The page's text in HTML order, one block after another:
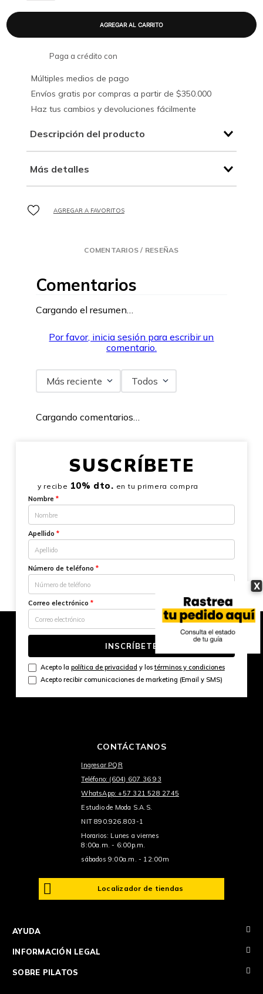
X
Paga a crédito con
Múltiples medios de pago
Envíos gratis por compras a partir de $350.000
Haz tus cambios y devoluciones fácilmente
Descripción del producto
Más detalles
COMENTARIOS / RESEÑAS
Comentarios
Cargando el resumen…
Por favor, inicia sesión para escribir un
comentario.
Más reciente Todos
Cargando comentarios…
SUSCRÍBETE
y recibe 10% dto. en tu primera compra
Nombre *
Apellido *
Número de teléfono *
Correo electrónico *
INSCRÍBETE
Acepto la política de privacidad y lostérminos y condiciones
Acepto recibir comunicaciones de marketing (Email y SMS)
CONTÁCTANOS
Ingresar PQR
Teléfono: (604) 607 36 93
WhatsApp: +57 321 528 2745
Estudio de Moda S.A.S.
NIT 890.926.803-1
Horarios: Lunes a viernes
8:00a.m. - 6:00p.m.
sábados 9:00a.m. - 12:00m
Localizador de tiendas
AYUDA +
INFORMACIÓN LEGAL +
SOBRE PILATOS +